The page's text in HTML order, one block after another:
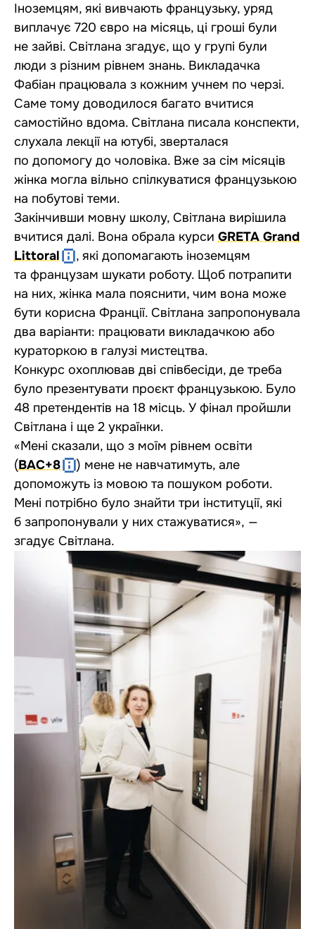
Іноземцям, які вивчають французьку, уряд
виплачує 720 євро на місяць, ці гроші були
не зайві. Світлана згадує, що у групі були
люди з різним рівнем знань. Викладачка
Фабіан працювала з кожним учнем по черзі.
Саме тому доводилося багато вчитися
самостійно вдома. Світлана писала конспекти,
слухала лекції на ютубі, зверталася
по допомогу до чоловіка. Вже за сім місяців
жінка могла вільно спілкуватися французькою
на побутові теми.
Закінчивши мовну школу, Світлана вирішила
вчитися далі. Вона обрала курси GRETA Grand
Littoral
, які допомагають іноземцям
та французам шукати роботу. Щоб потрапити
на них, жінка мала пояснити, чим вона може
бути корисна Франції. Світлана запропонувала
два варіанти: працювати викладачкою або
кураторкою в галузі мистецтва.
Конкурс охоплював дві співбесіди, де треба
було презентувати проєкт французькою. Було
48 претендентів на 18 місць. У фінал пройшли
Світлана і ще 2 українки.
«Мені сказали, що з моїм рівнем освіти
(BAC+8
) мене не навчатимуть, але
допоможуть із мовою та пошуком роботи.
Мені потрібно було знайти три інституції, які
б запропонували у них стажуватися», —
згадує Світлана.